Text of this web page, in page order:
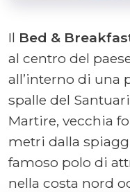
Il Bed &
al centro del
all’interno di una
spalle del
Martire, vecchia
metri dalla
famoso polo di
nella costa nord